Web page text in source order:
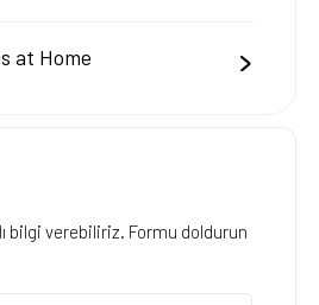
at Home
bilgi verebiliriz. Formu doldurun